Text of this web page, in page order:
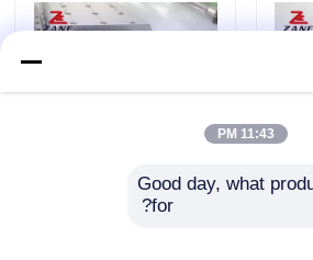
ماژول راهنمای خطی
11:43 PM
Good day, what
for?